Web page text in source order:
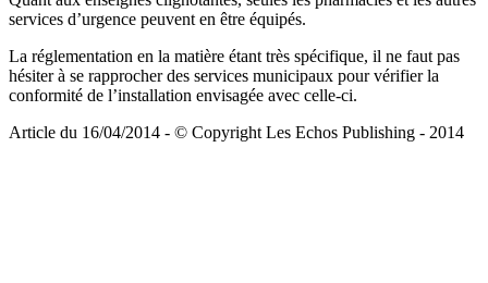
services d’urgence peuvent en être équipés.
La réglementation en la matière étant très spécifique, il ne faut pas
hésiter à se rapprocher des services municipaux pour vérifier la
conformité de l’installation envisagée avec celle-ci.
Article du 16/04/2014 - © Copyright Les Echos Publishing - 2014